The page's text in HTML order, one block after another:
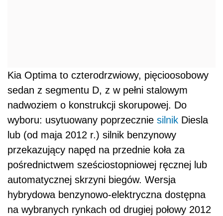
Kia Optima to czterodrzwiowy, pięcioosobowy
sedan z segmentu D, z w pełni stalowym
nadwoziem o konstrukcji skorupowej. Do
wyboru: usytuowany poprzecznie silnik Diesla
lub (od maja 2012 r.) silnik benzynowy
przekazujący napęd na przednie koła za
pośrednictwem sześciostopniowej ręcznej lub
automatycznej skrzyni biegów. Wersja
hybrydowa benzynowo-elektryczna dostępna
na wybranych rynkach od drugiej połowy 2012